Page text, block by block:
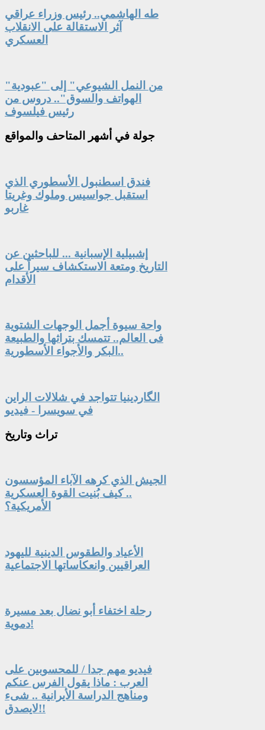
طه الهاشمي.. رئيس وزراء عراقي
آثر الاستقالة على الانقلاب
العسكري
"من النمل الشيوعي" إلى "عبودية
الهواتف والسوق".. دروس من
رئيس فيلسوف
جولة في أشهر المتاحف والمواقع
فندق اسطنبول الأسطوري الذي
استقبل جواسيس وملوك وغريتا
غاربو
إشبيلية الإسبانية ... للباحثين عن
التاريخ ومتعة الاستكشاف سيراً على
الأقدام
واحة سيوة أجمل الوجهات الشتوية
فى العالم.. تتمسك بتراثها والطبيعة
البكر والأجواء الأسطورية..
الگاردينيا تتواجد في شلالات الراين
في سويسرا - فيديو
تراث وتاريخ
الجيش الذي كرهه الآباء المؤسسون
.. كيف بُنيت القوة العسكرية
الأمريكية؟
الأعياد والطقوس الدينية لليهود
العراقيين وانعكاساتها الاجتماعية
رحلة اختفاء أبو نضال بعد مسيرة
دموية!
فيديو مهم جدا / للمحسوبين على
العرب : ماذا يقول الفرس عنكم
ومناهج الدراسة الأيرانية .. شىء
لايصدق!!